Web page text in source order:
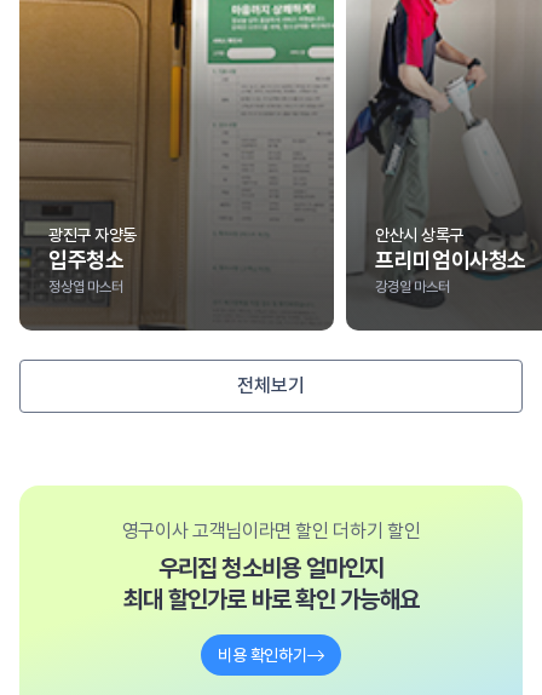
광진구 자양동
입주청소
정상엽 마스터
안산시 상록구
프리미엄이사청소
강경일 마스터
전체보기
영구이사 고객님이라면 할인 더하기 할인
우리집 청소비용 얼마인지
최대 할인가로 바로 확인 가능해요
비용 확인하기